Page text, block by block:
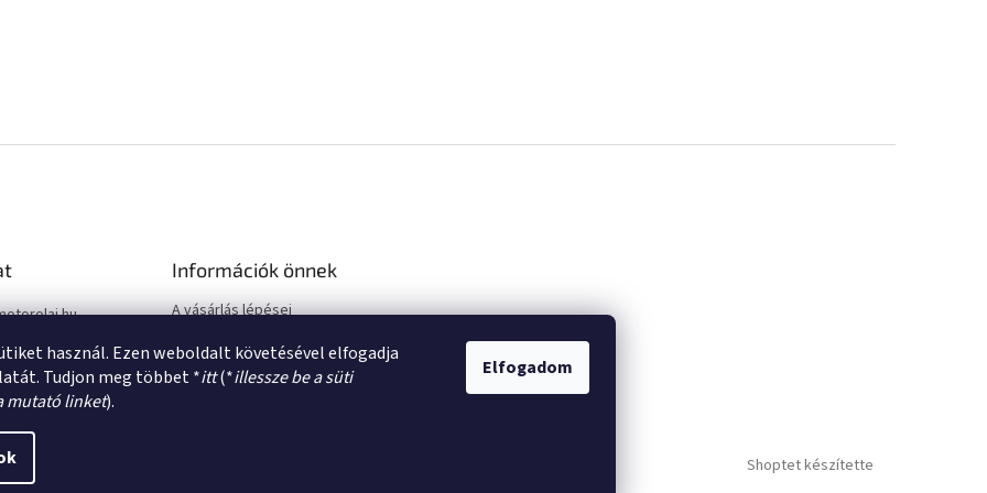
használ. Ezen weboldalt követésével elfogadja
Tudjon meg többet *itt(*illessze be a süti
mutató linket).
Elfogadom
Információk önnek
A vásárlás lépései
Adatkezelési tájékoztató
Shoptet készítette